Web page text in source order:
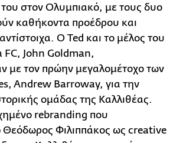
του στον Ολυμπιακό, με τους δυο
καθήκοντα προέδρου και
Ο Ted και το μέλος του
FC, John Goldman,
με τον πρώην μεγαλομέτοχο των
Andrew Barroway, για την
ομάδας της Καλλιθέας.
rebranding που
Θεόδωρος Φιλιππάκος ως creative